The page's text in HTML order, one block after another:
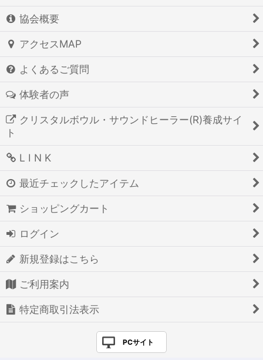
協会概要
アクセスMAP
よくあるご質問
体験者の声
クリスタルボウル・サウンドヒーラー(R)養成サイ
ト
L I N K
最近チェックしたアイテム
ショッピングカート
ログイン
新規登録はこちら
ご利用案内
特定商取引法表示
PCサイト